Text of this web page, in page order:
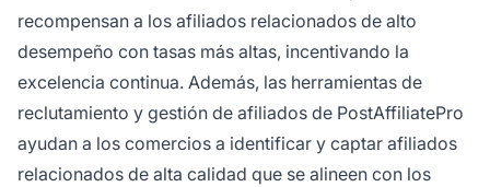
recompensan a los afiliados relacionados de alto
desempeño con tasas más altas, incentivando la
excelencia continua. Además, las herramientas de
reclutamiento y gestión de afiliados de PostAffiliatePro
ayudan a los comercios a identificar y captar afiliados
relacionados de alta calidad que se alineen con los